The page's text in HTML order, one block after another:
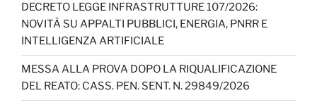
DECRETO LEGGE INFRASTRUTTURE 107/2026:
NOVITÀ SU APPALTI PUBBLICI, ENERGIA, PNRR E
INTELLIGENZA ARTIFICIALE
MESSA ALLA PROVA DOPO LA RIQUALIFICAZIONE
DEL REATO: CASS. PEN. SENT. N. 29849/2026